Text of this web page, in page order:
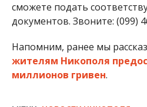
сможете подать
документов. Звоните: (099)
Напомним, ранее мы
жителям Никополя
миллионов гривен.